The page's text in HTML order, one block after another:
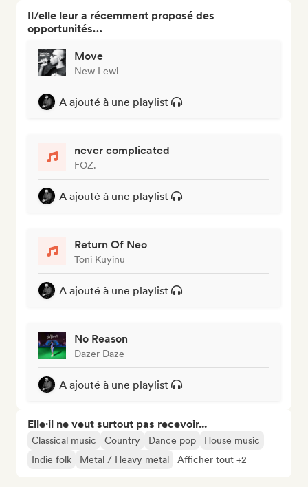
Il/elle leur a récemment proposé des
opportunités…
Move
New Lewi
A ajouté à une playlist
never complicated
FOZ.
A ajouté à une playlist
Return Of Neo
Toni Kuyinu
A ajouté à une playlist
No Reason
Dazer Daze
A ajouté à une playlist
Elle·il ne veut surtout pas recevoir...
Classical music Country Dance pop
House music
Indie folk
Metal / Heavy metal Afficher tout +2